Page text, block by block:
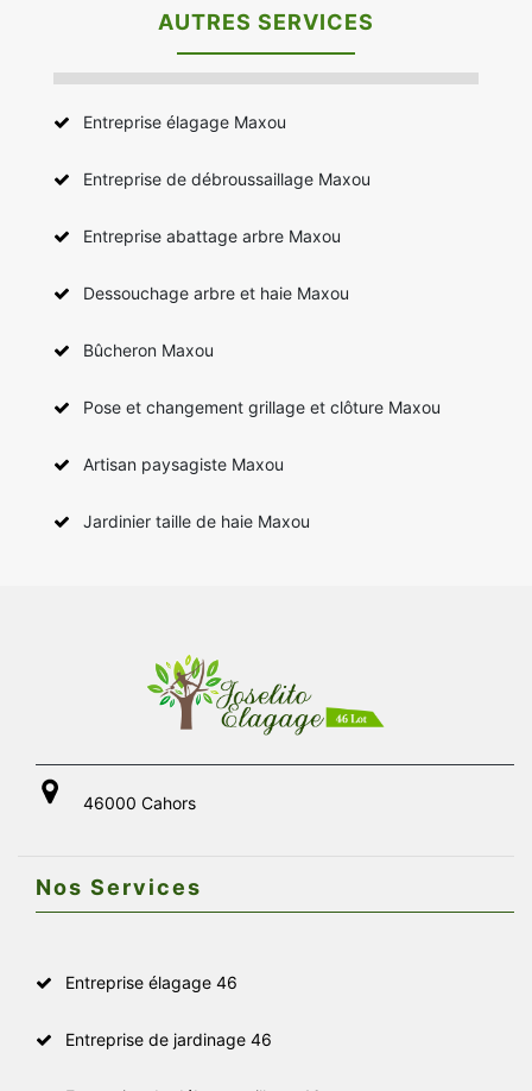
AUTRES SERVICES
Entreprise élagage Maxou
Entreprise de débroussaillage Maxou
Entreprise abattage arbre Maxou
Dessouchage arbre et haie Maxou
Bûcheron Maxou
Pose et changement grillage et clôture Maxou
Artisan paysagiste Maxou
Jardinier taille de haie Maxou
46000 Cahors
Nos Services
Entreprise élagage 46
Entreprise de jardinage 46